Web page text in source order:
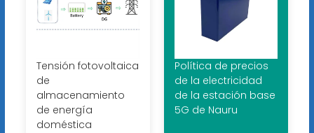
Tensión fotovoltaica
de
almacenamiento
de energía
doméstica
Política de precios
de la electricidad
de la estación base
5G de Nauru